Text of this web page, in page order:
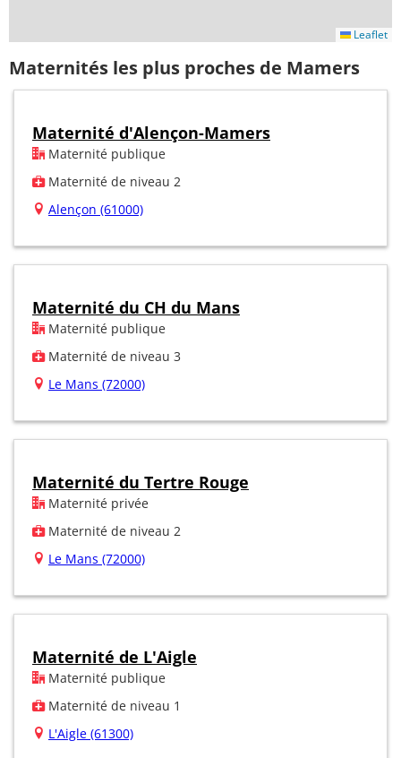
Leaflet
Maternités les plus proches de Mamers
Maternité d'Alençon-Mamers
Maternité publique
Maternité de niveau 2
Alençon (61000)
Maternité du CH du Mans
Maternité publique
Maternité de niveau 3
Le Mans (72000)
Maternité du Tertre Rouge
Maternité privée
Maternité de niveau 2
Le Mans (72000)
Maternité de L'Aigle
Maternité publique
Maternité de niveau 1
L'Aigle (61300)